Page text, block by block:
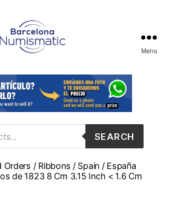
en
Barcelona
para
comprar
y
monedas,
medallas
Menu
SEARCH
Orders / Ribbons / Spain / España
de 1823 8 Cm 3.15 Inch < 1.6 Cm